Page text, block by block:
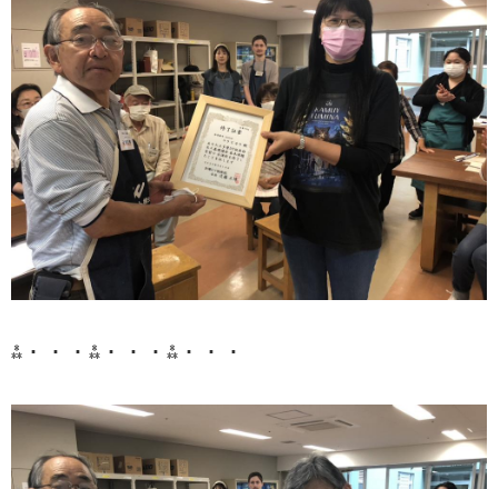
⁂・・・⁂・・・⁂・・・